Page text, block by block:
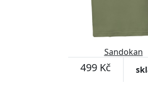
Sandokan
499 Kč